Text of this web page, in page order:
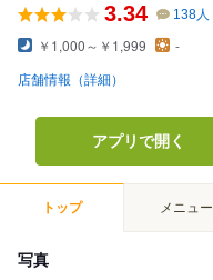
3.34 138人
￥1,000～￥1,999 -
店舗情報（詳細）
アプリで開く
トップ メニュー
写真